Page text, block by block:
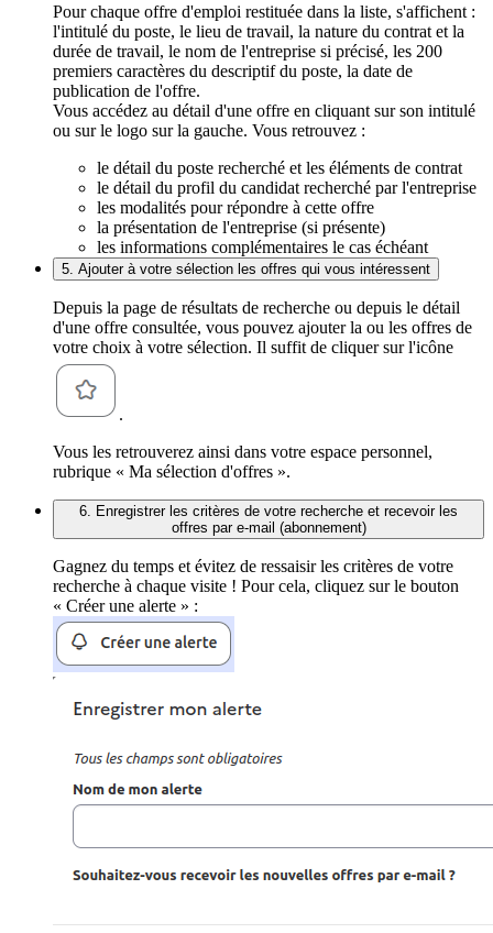
Pour chaque offre d'emploi restituée dans la liste, s'affichent :
l'intitulé du poste, le lieu de travail, la nature du contrat et la
durée de travail, le nom de l'entreprise si précisé, les 200
premiers caractères du descriptif du poste, la date de
publication de l'offre.
Vous accédez au détail d'une offre en cliquant sur son intitulé
ou sur le logo sur la gauche. Vous retrouvez :
le détail du poste recherché et les éléments de contrat
le détail du profil du candidat recherché par l'entreprise
les modalités pour répondre à cette offre
la présentation de l'entreprise (si présente)
les informations complémentaires le cas échéant
5. Ajouter à votre sélection les offres qui vous intéressent
Depuis la page de résultats de recherche ou depuis le détail
d'une offre consultée, vous pouvez ajouter la ou les offres de
votre choix à votre sélection. Il suffit de cliquer sur l'icône
.
Vous les retrouverez ainsi dans votre espace personnel,
rubrique « Ma sélection d'offres ».
6. Enregistrer les critères de votre recherche et recevoir les
offres par e-mail (abonnement)
Gagnez du temps et évitez de ressaisir les critères de votre
recherche à chaque visite ! Pour cela, cliquez sur le bouton
« Créer une alerte » :